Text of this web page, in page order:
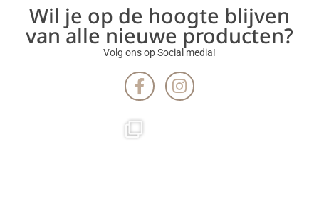
Wil je op de hoogte blijven
van alle nieuwe producten?
Volg ons op Social media!